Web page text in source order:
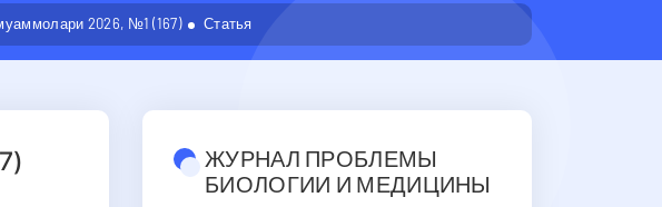
2026, №1 (167) Статья
ЖУРНАЛ ПРОБЛЕМЫ
БИОЛОГИИ И МЕДИЦИНЫ